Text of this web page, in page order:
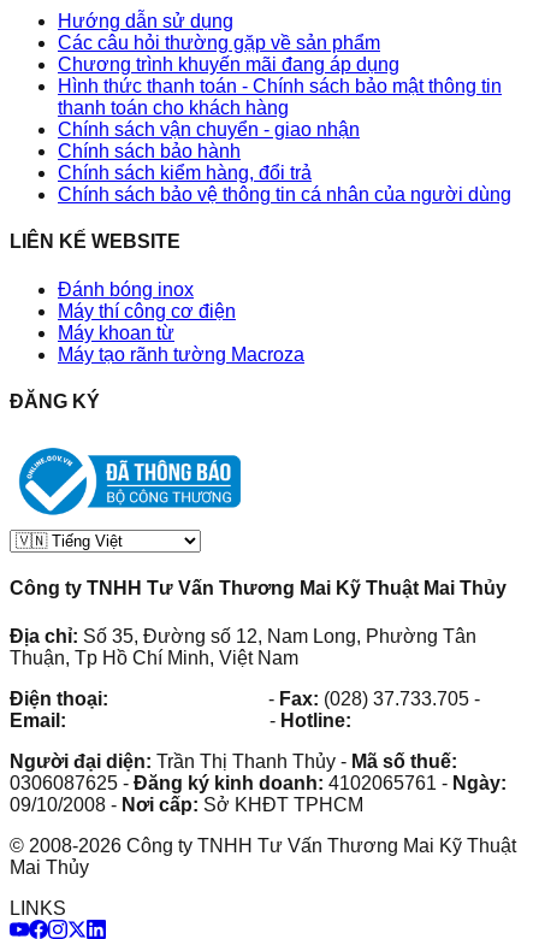
Hướng dẫn sử dụng
Các câu hỏi thường gặp về sản phẩm
Chương trình khuyến mãi đang áp dụng
Hình thức thanh toán - Chính sách bảo mật thông tin
thanh toán cho khách hàng
Chính sách vận chuyển - giao nhận
Chính sách bảo hành
Chính sách kiểm hàng, đổi trả
Chính sách bảo vệ thông tin cá nhân của người dùng
LIÊN KẾ WEBSITE
Đánh bóng inox
Máy thí công cơ điện
Máy khoan từ
Máy tạo rãnh tường Macroza
ĐĂNG KÝ
Công ty TNHH Tư Vấn Thương Mai Kỹ Thuật Mai Thủy
Địa chỉ: Số 35, Đường số 12, Nam Long, Phường Tân
Thuận, Tp Hồ Chí Minh, Việt Nam
Điện thoại:
- Fax: (028) 37.733.705 -
Email:
- Hotline:
Người đại diện: Trần Thị Thanh Thủy - Mã số thuế:
0306087625 - Đăng ký kinh doanh: 4102065761 - Ngày:
09/10/2008 - Nơi cấp: Sở KHĐT TPHCM
© 2008-2026 Công ty TNHH Tư Vấn Thương Mai Kỹ Thuật
Mai Thủy
LINKS